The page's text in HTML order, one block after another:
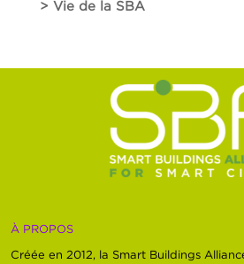
> Vie de la SBA
À PROPOS
Créée en 2012, la Smart Buildings